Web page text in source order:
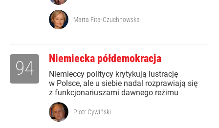
Marta Fita-Czuchnowska
Niemiecka półdemokracja
Niemieccy politycy krytykują lustrację
w Polsce, ale u siebie nadal rozprawiają się
z funkcjonariuszami dawnego reżimu
94
Piotr Cywiński